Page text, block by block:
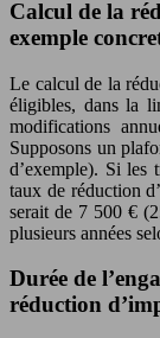
Calcul de la
exemple
Le calcul de la
éligibles, dans la
modifications
Supposons un
d’exemple). Si les
taux de réduction
serait de 7 500 €
plusieurs années
Durée de
réduction